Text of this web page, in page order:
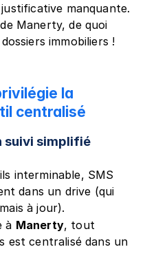
manquante.
Manerty, de quoi
immobiliers !
la
centralisé
suivi simplifié
interminable, SMS
dans un drive (qui
à jour).
à Manerty, tout
est centralisé dans un